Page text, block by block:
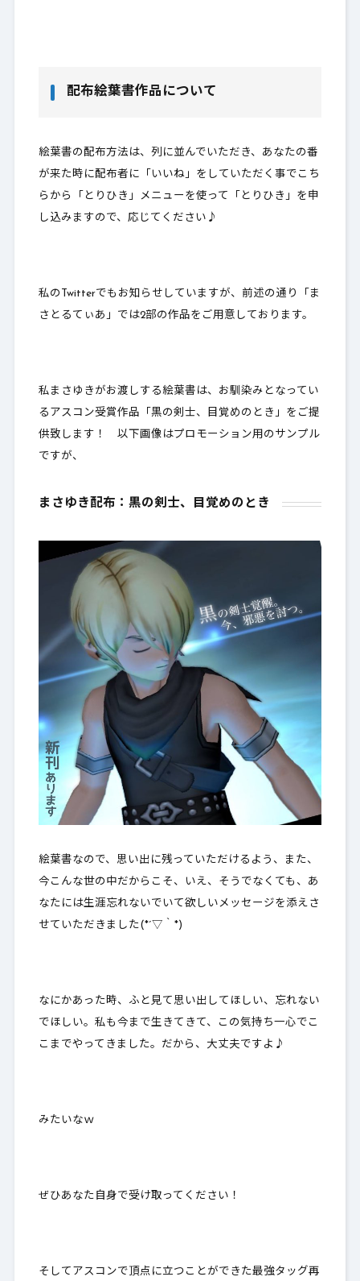
配布絵葉書作品について
絵葉書の配布方法は、列に並んでいただき、 あなたの番
が来た時に配布者に「いいね」をしていただく 事でこち
らから「とりひき」メニューを使って「とりひき」を申
し込みますので、応じてください♪
私のTwitterでもお知らせしていますが、前述の通り「ま
さとるてぃあ」では2部の作品をご用意しております。
私まさゆきがお渡しする絵葉書は、お馴染みとなってい
るアスコン受賞作品「黒の剣士、目覚めのとき」をご提
供致します！ 以下画像はプロモーション用のサンプル
ですが、
まさゆき配布：黒の剣士、目覚めのとき
絵葉書なので、思い出に残っていただけるよう、また、
今こんな世の中だからこそ、いえ、そうでなくても、あ
なたには生涯忘れないでいて欲しいメッセージを添えさ
せていただきました (*´▽｀*)
なにかあった時、ふと見て思い出してほしい、忘れない
でほしい。私も今まで生きてきて、 この気持ち一心でこ
こまでやってきました。だから、大丈夫ですよ♪
みたいなｗ
ぜひあなた自身で受け取ってください！
そしてアスコンで頂点に立つことができた最強タッグ再